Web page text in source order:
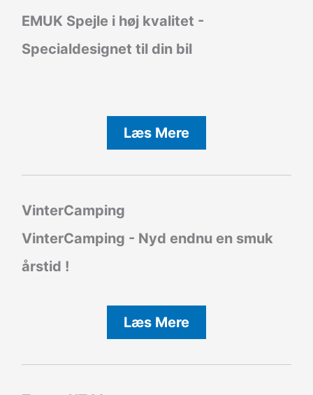
EMUK Spejle i høj kvalitet -
Specialdesignet til din bil
Læs Mere
VinterCamping
VinterCamping - Nyd endnu en smuk
årstid !
Læs Mere